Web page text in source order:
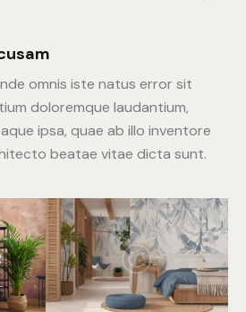
omnis iste natus error sit
doloremque laudantium,
ipsa, quae ab illo inventore
beatae vitae dicta sunt.